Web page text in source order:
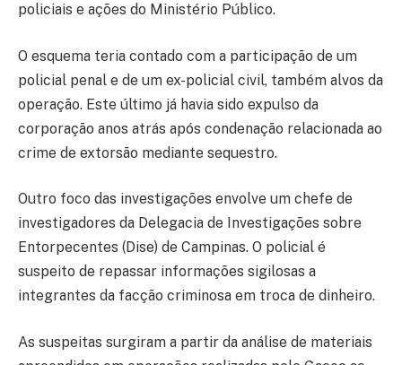
policiais e ações do Ministério Público.
O esquema teria contado com a participação de um
policial penal e de um ex-policial civil, também alvos da
operação. Este último já havia sido expulso da
corporação anos atrás após condenação relacionada ao
crime de extorsão mediante sequestro.
Outro foco das investigações envolve um chefe de
investigadores da Delegacia de Investigações sobre
Entorpecentes (Dise) de Campinas. O policial é
suspeito de repassar informações sigilosas a
integrantes da facção criminosa em troca de dinheiro.
As suspeitas surgiram a partir da análise de materiais